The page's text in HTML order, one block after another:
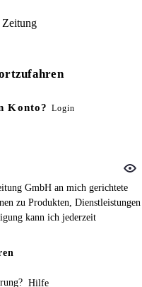
Konto? Login
GmbH an mich gerichtete
zu Produkten, Dienstleistungen
kann ich jederzeit
Hilfe